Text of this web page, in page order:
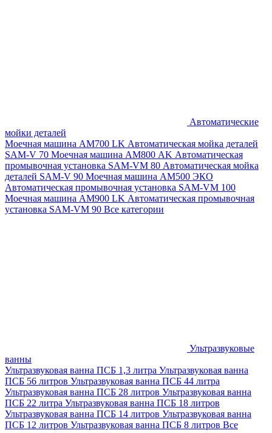
Автоматические
мойки деталей
Моечная машина AM700 LK Автоматическая мойка деталей
SAM-V 70 Моечная машина АМ800 AK Автоматическая
промывочная установка SAM-VM 80 Автоматическая мойка
деталей SAM-V 90 Моечная машина АМ500 ЭКО
Автоматическая промывочная установка SAM-VM 100
Моечная машина AM900 LK Автоматическая промывочная
установка SAM-VM 90 Все категории
Ультразвуковые
ванны
Ультразвуковая ванна ПСБ 1,3 литра Ультразвуковая ванна
ПСБ 56 литров Ультразвуковая ванна ПСБ 44 литра
Ультразвуковая ванна ПСБ 28 литров Ультразвуковая ванна
ПСБ 22 литра Ультразвуковая ванна ПСБ 18 литров
Ультразвуковая ванна ПСБ 14 литров Ультразвуковая ванна
ПСБ 12 литров Ультразвуковая ванна ПСБ 8 литров Все